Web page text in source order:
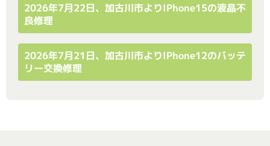
2026年7月22日、加古川市よりiPhone15の液晶不
良修理
2026年7月21日、加古川市よりiPhone12のバッテ
リー交換修理